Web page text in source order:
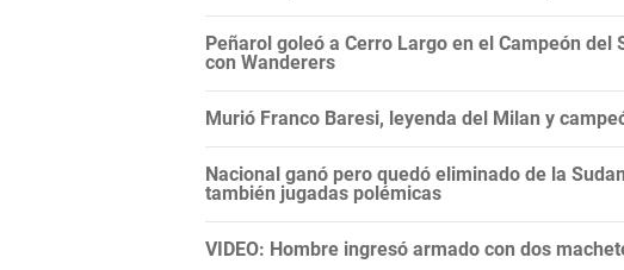
Peñarol goleó a Cerro Largo en el Campeón
con Wanderers
Murió Franco Baresi, leyenda del Milan y
Nacional ganó pero quedó eliminado de la
también jugadas polémicas
VIDEO: Hombre ingresó armado con dos